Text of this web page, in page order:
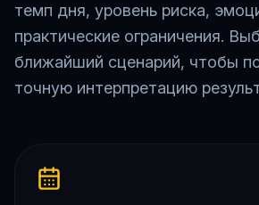
темп дня, уровень риска,
практические ограничения.
ближайший сценарий, чтобы
точную интерпретацию